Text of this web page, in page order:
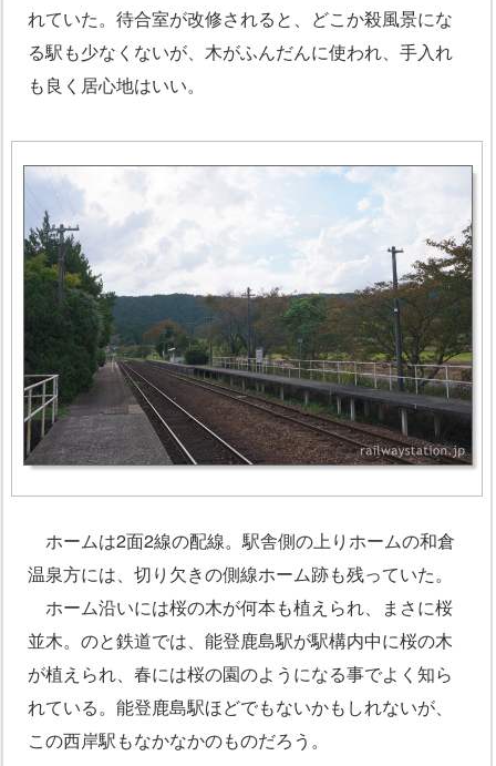
れていた。待合室が改修されると、どこか殺風景にな
る駅も少なくないが、木がふんだんに使われ、手入れ
も良く居心地はいい。
ホームは2面2線の配線。駅舎側の上りホームの和倉
温泉方には、切り欠きの側線ホーム跡も残っていた。
ホーム沿いには桜の木が何本も植えられ、まさに桜
並木。のと鉄道では、能登鹿島駅が駅構内中に桜の木
が植えられ、春には桜の園のようになる事でよく知ら
れている。能登鹿島駅ほどでもないかもしれないが、
この西岸駅もなかなかのものだろう。